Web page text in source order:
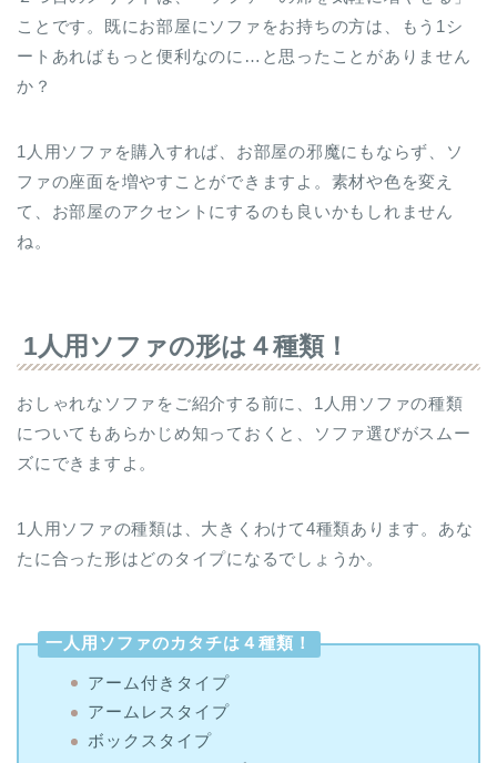
ことです。既にお部屋にソファをお持ちの方は、もう1シ
ートあればもっと便利なのに…と思ったことがありません
か？
1人用ソファを購入すれば、お部屋の邪魔にもならず、ソ
ファの座面を増やすことができますよ。素材や色を変え
て、お部屋のアクセントにするのも良いかもしれません
ね。
1人用ソファの形は４種類！
おしゃれなソファをご紹介する前に、1人用ソファの種類
についてもあらかじめ知っておくと、ソファ選びがスムー
ズにできますよ。
1人用ソファの種類は、大きくわけて4種類あります。あな
たに合った形はどのタイプになるでしょうか。
一人用ソファのカタチは４種類！
アーム付きタイプ
アームレスタイプ
ボックスタイプ